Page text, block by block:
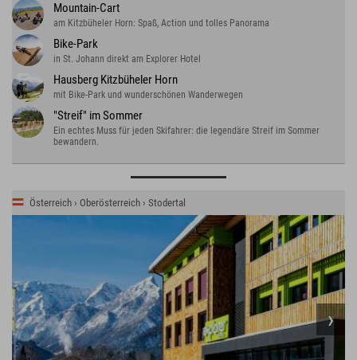
Mountain-Cart
am Kitzbüheler Horn: Spaß, Action und tolles Panorama
Bike-Park
in St. Johann direkt am Explorer Hotel
Hausberg Kitzbüheler Horn
mit Bike-Park und wunderschönen Wanderwegen
"Streif" im Sommer
Ein echtes Muss für jeden Skifahrer: die legendäre Streif im Sommer
bewandern.
Österreich › Oberösterreich › Stodertal